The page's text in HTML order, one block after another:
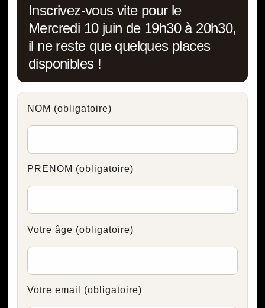
Inscrivez-vous vite pour le
Mercredi 10 juin de 19h30 à 20h30,
il ne reste que quelques places
disponibles !
NOM (obligatoire)
PRENOM (obligatoire)
Votre âge (obligatoire)
Votre email (obligatoire)